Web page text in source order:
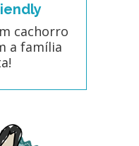
cachorro
a família